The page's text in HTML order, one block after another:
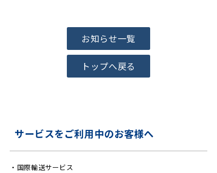
お知らせ一覧
トップへ戻る
サービスをご利用中のお客様へ
・ 国際輸送サービス